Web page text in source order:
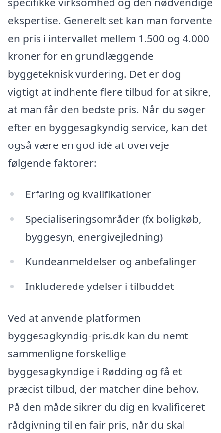
ekspertise. Generelt set kan man forvente
en pris i intervallet mellem 1.500 og 4.000
kroner for en grundlæggende
byggeteknisk vurdering. Det er dog
vigtigt at indhente flere tilbud for at sikre,
at man får den bedste pris. Når du søger
efter en byggesagkyndig service, kan det
også være en god idé at overveje
følgende faktorer:
Erfaring og kvalifikationer
Specialiseringsområder (fx boligkøb,
byggesyn, energivejledning)
Kundeanmeldelser og anbefalinger
Inkluderede ydelser i tilbuddet
Ved at anvende platformen
byggesagkyndig-pris.dk kan du nemt
sammenligne forskellige
byggesagkyndige i Rødding og få et
præcist tilbud, der matcher dine behov.
På den måde sikrer du dig en kvalificeret
rådgivning til en fair pris, når du skal